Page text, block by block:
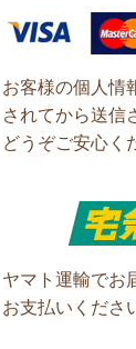
お客様の個人情
されてから送信
どうぞご安心く
ヤマト運輸でお
お支払いくださ